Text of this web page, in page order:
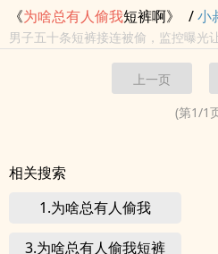
《为啥总有人偷我短裤啊》 /小
男子五十条短裤接连被偷，监控曝
小说 - BL - 中篇 - 完结<br>小甜饼 -
<br>轻松爆笑文，不笑不要钱，...
上一页
(第1/1
相关搜索
1.为啥总有人偷我
3.为啥总有人偷我短裤